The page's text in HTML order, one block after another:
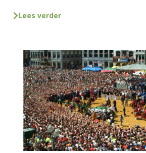
Lees verder